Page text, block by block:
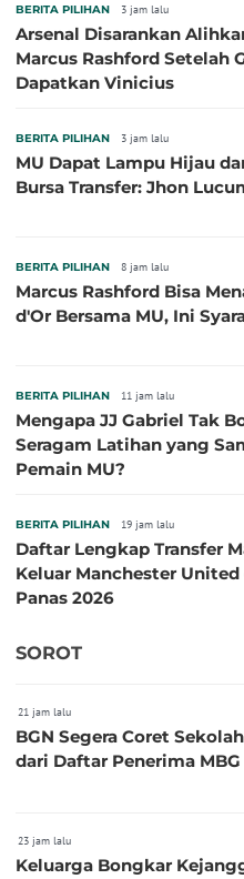
BERITA PILIHAN 3 jam lalu
Arsenal Disarankan
Marcus Rashford Setelah
Dapatkan Vinicius
BERITA PILIHAN 3 jam lalu
MU Dapat Lampu Hijau
Bursa Transfer: Jhon
BERITA PILIHAN 8 jam lalu
Marcus Rashford Bisa
d'Or Bersama MU, Ini
BERITA PILIHAN 11 jam lalu
Mengapa JJ Gabriel Tak
Seragam Latihan yang
Pemain MU?
BERITA PILIHAN 19 jam lalu
Daftar Lengkap Transfer
Keluar Manchester
Panas 2026
SOROT
21 jam lalu
BGN Segera Coret
dari Daftar Penerima MBG
23 jam lalu
Keluarga Bongkar